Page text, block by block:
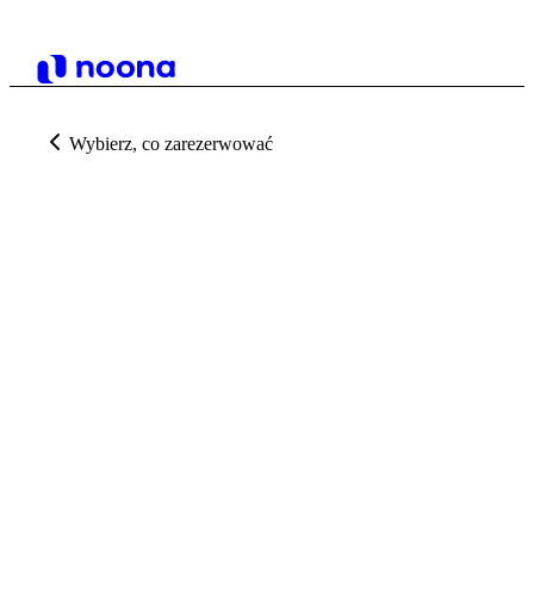
Wybierz, co zarezerwować